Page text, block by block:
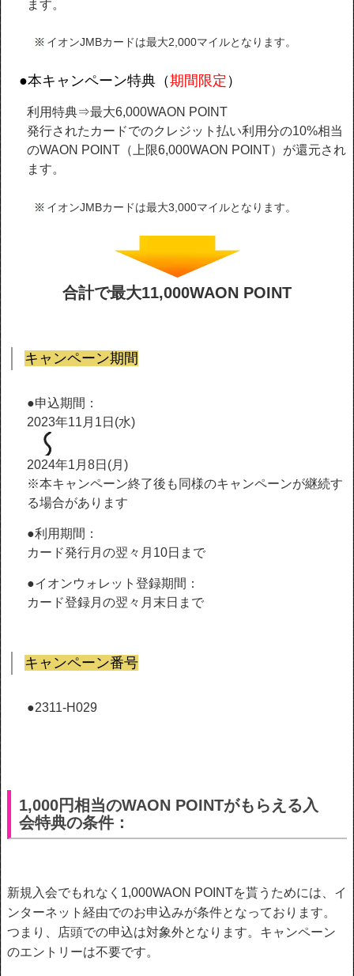
ます。
イオンJMBカードは最大2,000マイルとなります。
●本キャンペーン特典（期間限定 ）
利用特典⇒最大6,000WAON POINT
発行されたカードでのクレジット払い利用分の10%相当
のWAON POINT（上限6,000WAON POINT）が還元され
ます。
イオンJMBカードは最大3,000マイルとなります。
合計で最大11,000WAON POINT
キャンペーン期間
●申込期間：
2023年11月1日(水)
2024年1月8日(月)
※本キャンペーン終了後も同様のキャンペーンが継続す
る場合があります
●利用期間：
カード発行月の翌々月10日まで
●イオンウォレット登録期間：
カード登録月の翌々月末日まで
キャンペーン番号
●2311-H029
1,000円相当のWAON POINTがもらえる入
会特典の条件：
新規入会でもれなく1,000WAON POINTを貰うためには、イ
ンターネット経由でのお申込みが条件となっております。
つまり、店頭での申込は対象外となります。 キャンペーン
のエントリーは不要です。